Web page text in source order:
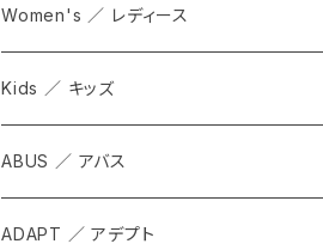
Women's ／ レディース
Kids ／ キッズ
ABUS ／ アバス
ADAPT ／ アデプト